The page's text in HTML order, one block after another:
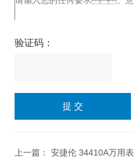
验证码：
上一篇： 安捷伦 34410A万用表